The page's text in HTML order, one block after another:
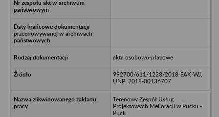
akta osobowo-płacowe
992700/611/1228/2018-SAK-WJ,
UNP: 2018-00136707
Terenowy Zespół Usług
Projektowych Melioracji w Pucku -
Puck